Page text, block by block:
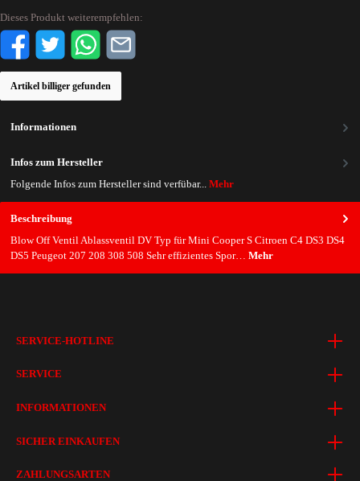
Dieses Produkt weiterempfehlen:
Artikel billiger gefunden
Beschreibung
Blow Off Ventil Ablassventil DV Typ für Mini Cooper S Citroen C4 DS3 DS4
DS5 Peugeot 207 208 308 508 Sehr effizientes Spor… Mehr
Informationen
Infos zum Hersteller
Folgende Infos zum Hersteller sind verfübar... Mehr
SERVICE-HOTLINE
SERVICE
INFORMATIONEN
SICHER EINKAUFEN
ZAHLUNGSARTEN